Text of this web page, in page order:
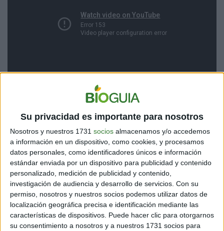
Su privacidad es importante para nosotros
Nosotros y nuestros 1731 socios almacenamos y/o accedemos
a información en un dispositivo, como cookies, y procesamos
datos personales, como identificadores únicos e información
estándar enviada por un dispositivo para publicidad y contenido
personalizado, medición de publicidad y contenido,
investigación de audiencia y desarrollo de servicios. Con su
permiso, nosotros y nuestros socios podemos utilizar datos de
localización geográfica precisa e identificación mediante las
características de dispositivos. Puede hacer clic para otorgarnos
su consentimiento a nosotros y a nuestros 1731 socios para
hacer hasta el 26 de septiembre de 2020), solo 8 lo
han ratificado y,para que el acuerdo se ponga en vigor
se necesita, como mínimo, que 11 países lo
ratifiquen.Entre los que lo han firmado y no lo
ratificaron se encuentran: Argentina, Brasil, Colombia,
México y Perú, entre otros. Luego, deberá incorporarse
a las leyes nacionales y crearse nuevas prácticas.
MÁS LEYES PERO SIN AVANCES SUSTANCIALES